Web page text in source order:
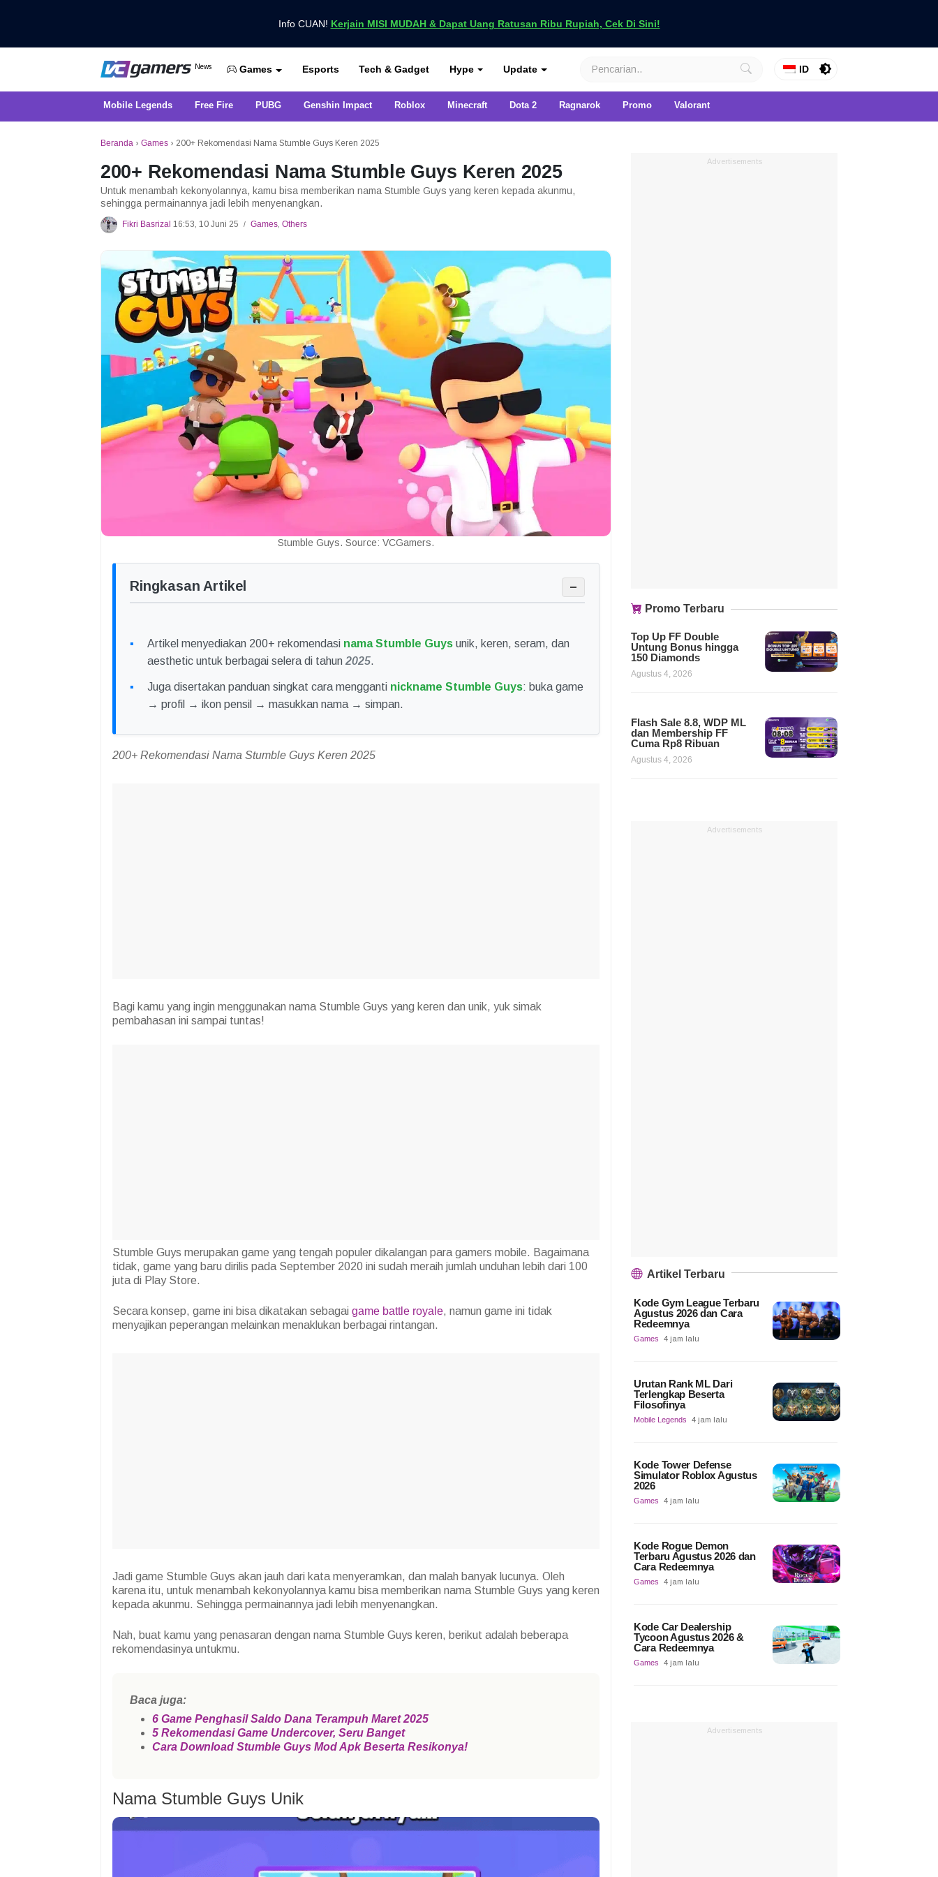
Info CUAN! Kerjain MISI MUDAH & Dapat Uang Ratusan Ribu Rupiah, Cek Di Sini!
VCGamers News
News
Dapatkan Berita Games Terbaru Hanya di VCGamers
Games Esports Tech & Gadget Hype Update ID
Mobile Legends Free Fire PUBG Genshin Impact Roblox Minecraft Dota 2 Ragnarok Promo Valorant
Beranda › Games › 200+ Rekomendasi Nama Stumble Guys Keren 2025
200+ Rekomendasi Nama Stumble Guys Keren 2025
Untuk menambah kekonyolannya, kamu bisa memberikan nama Stumble Guys yang keren kepada akunmu,
sehingga permainannya jadi lebih menyenangkan.
Fikri Basrizal 16:53, 10 Juni 25 / Games, Others
Stumble Guys. Source: VCGamers.
Ringkasan Artikel −
Artikel menyediakan 200+ rekomendasi nama Stumble Guys unik, keren, seram, dan
aesthetic untuk berbagai selera di tahun 2025.
Juga disertakan panduan singkat cara mengganti nickname Stumble Guys: buka game
→ profil → ikon pensil → masukkan nama → simpan.
200+ Rekomendasi Nama Stumble Guys Keren 2025
Bagi kamu yang ingin menggunakan nama Stumble Guys yang keren dan unik, yuk simak
pembahasan ini sampai tuntas!
Stumble Guys merupakan game yang tengah populer dikalangan para gamers mobile. Bagaimana
tidak, game yang baru dirilis pada September 2020 ini sudah meraih jumlah unduhan lebih dari 100
juta di Play Store.
Secara konsep, game ini bisa dikatakan sebagai game battle royale, namun game ini tidak
menyajikan peperangan melainkan menaklukan berbagai rintangan.
Jadi game Stumble Guys akan jauh dari kata menyeramkan, dan malah banyak lucunya. Oleh
karena itu, untuk menambah kekonyolannya kamu bisa memberikan nama Stumble Guys yang keren
kepada akunmu. Sehingga permainannya jadi lebih menyenangkan.
Nah, buat kamu yang penasaran dengan nama Stumble Guys keren, berikut adalah beberapa
rekomendasinya untukmu.
Baca juga:
6 Game Penghasil Saldo Dana Terampuh Maret 2025
5 Rekomendasi Game Undercover, Seru Banget
Cara Download Stumble Guys Mod Apk Beserta Resikonya!
Nama Stumble Guys Unik
Advertisements
Promo Terbaru
Top Up FF Double
Untung Bonus hingga
150 Diamonds
Agustus 4, 2026
Flash Sale 8.8, WDP ML
dan Membership FF
Cuma Rp8 Ribuan
Agustus 4, 2026
Advertisements
Artikel Terbaru
Kode Gym League Terbaru
Agustus 2026 dan Cara
Redeemnya
Games 4 jam lalu
Urutan Rank ML Dari
Terlengkap Beserta
Filosofinya
Mobile Legends 4 jam lalu
Kode Tower Defense
Simulator Roblox Agustus
2026
Games 4 jam lalu
Kode Rogue Demon
Terbaru Agustus 2026 dan
Cara Redeemnya
Games 4 jam lalu
Kode Car Dealership
Tycoon Agustus 2026 &
Cara Redeemnya
Games 4 jam lalu
Advertisements